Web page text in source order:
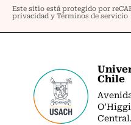
Chile